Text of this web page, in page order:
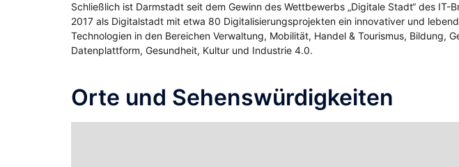
Schließlich ist Darmstadt seit dem Gewinn des Wettbewerbs „Digitale Stadt“ des
2017 als Digitalstadt mit etwa 80 Digitalisierungsprojekten ein innovativer und
Technologien in den Bereichen Verwaltung, Mobilität, Handel & Tourismus, Bildung,
Datenplattform, Gesundheit, Kultur und Industrie 4.0.
Orte und Sehenswürdigkeiten